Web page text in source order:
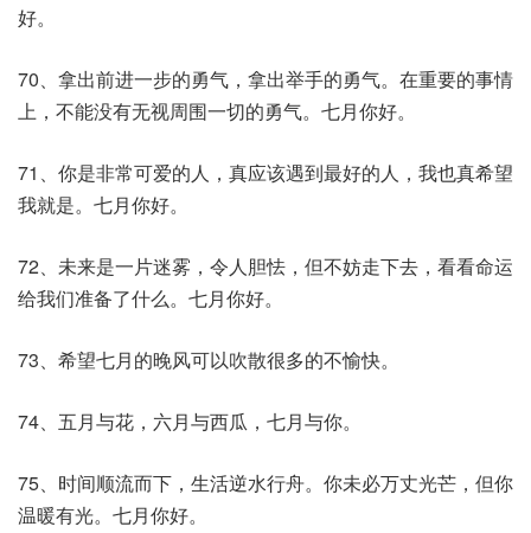
好。
70、拿出前进一步的勇气，拿出举手的勇气。在重要的事情
上，不能没有无视周围一切的勇气。七月你好。
71、你是非常可爱的人，真应该遇到最好的人，我也真希望
我就是。七月你好。
72、未来是一片迷雾，令人胆怯，但不妨走下去，看看命运
给我们准备了什么。七月你好。
73、希望七月的晚风可以吹散很多的不愉快。
74、五月与花，六月与西瓜，七月与你。
75、时间顺流而下，生活逆水行舟。你未必万丈光芒，但你
温暖有光。七月你好。